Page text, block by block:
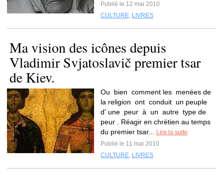
Publié le 12 mai 2010
CULTURE, LIVRES
Ma vision des icônes depuis
Vladimir Svjatoslavič premier tsar
de Kiev.
Ou bien comment les menées de
la religion ont conduit un peuple
d' une peur à un autre type de
peur . Réagir en chrétien au temps
du premier tsar...
Lire la suite
Publié le 11 mai 2010
CULTURE, LIVRES